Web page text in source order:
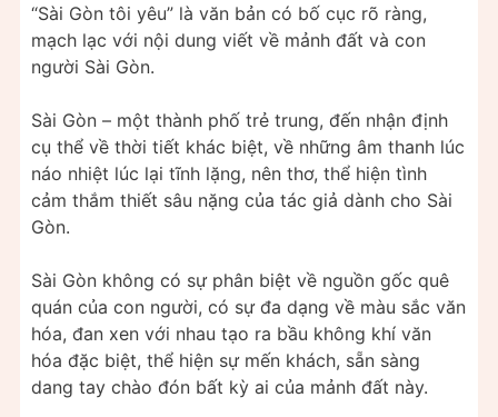
“Sài Gòn tôi yêu” là văn bản có bố cục rõ ràng,
mạch lạc với nội dung viết về mảnh đất và con
người Sài Gòn.
Sài Gòn – một thành phố trẻ trung, đến nhận định
cụ thể về thời tiết khác biệt, về những âm thanh lúc
náo nhiệt lúc lại tĩnh lặng, nên thơ, thể hiện tình
cảm thắm thiết sâu nặng của tác giả dành cho Sài
Gòn.
Sài Gòn không có sự phân biệt về nguồn gốc quê
quán của con người, có sự đa dạng về màu sắc văn
hóa, đan xen với nhau tạo ra bầu không khí văn
hóa đặc biệt, thể hiện sự mến khách, sẵn sàng
dang tay chào đón bất kỳ ai của mảnh đất này.